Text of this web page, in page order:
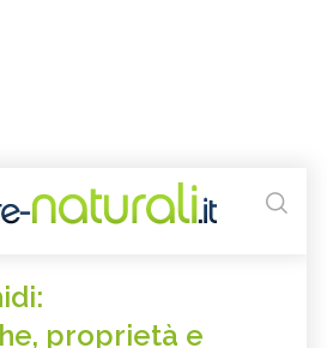
proprietà e